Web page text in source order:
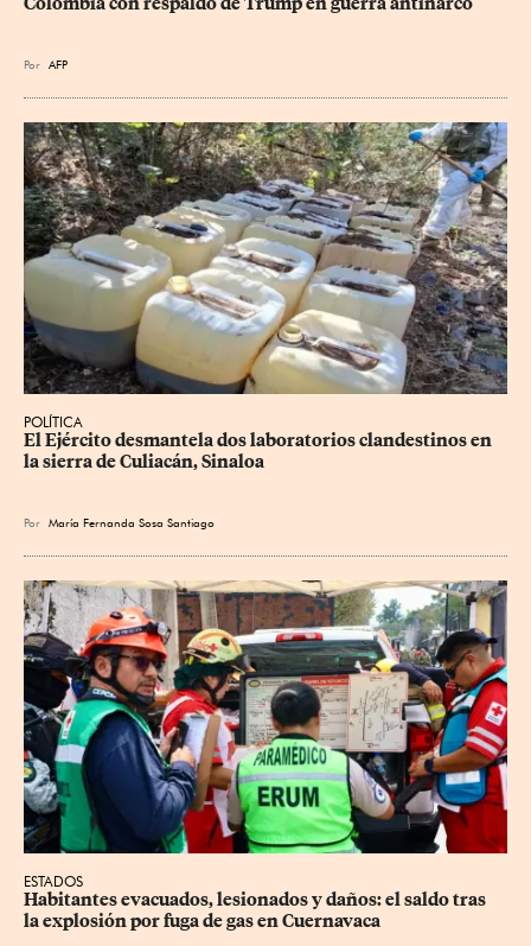
Por AFP
POLÍTICA
El Ejército desmantela dos laboratorios clandestinos en
la sierra de Culiacán, Sinaloa
Por María Fernanda Sosa Santiago
ESTADOS
Habitantes evacuados, lesionados y daños: el saldo tras
la explosión por fuga de gas en Cuernavaca